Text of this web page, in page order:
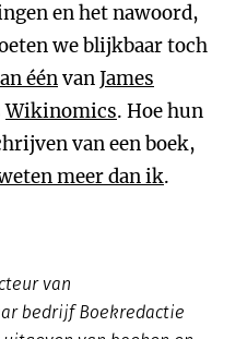
en het nawoord,
we blijkbaar toch
éénvanJames
Wikinomics. Hoe hun
van een boek,
meer dan ik.
van
bedrijf Boekredactie